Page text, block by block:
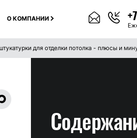
О КОМПАНИИ
для отделки потолка - плюсы и